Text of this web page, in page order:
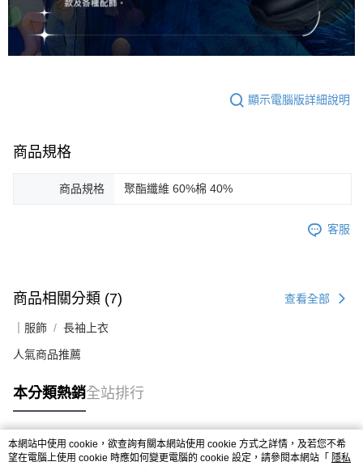
顯示電腦版詳細說明
商品規格
商品規格 聚酯纖維 60%棉 40%
客服
商品相關分類 (7) 查看全部
｜服飾 長袖上衣
人氣商品推薦
本分類熱銷全站排行
熱門標籤
本網站中使用 cookie，欲查詢有關本網站使用 cookie 方式之詳情，及若您不希
望在電腦上使用 cookie 時應如何變更電腦的 cookie 設定，請參閱本網站「 隱私